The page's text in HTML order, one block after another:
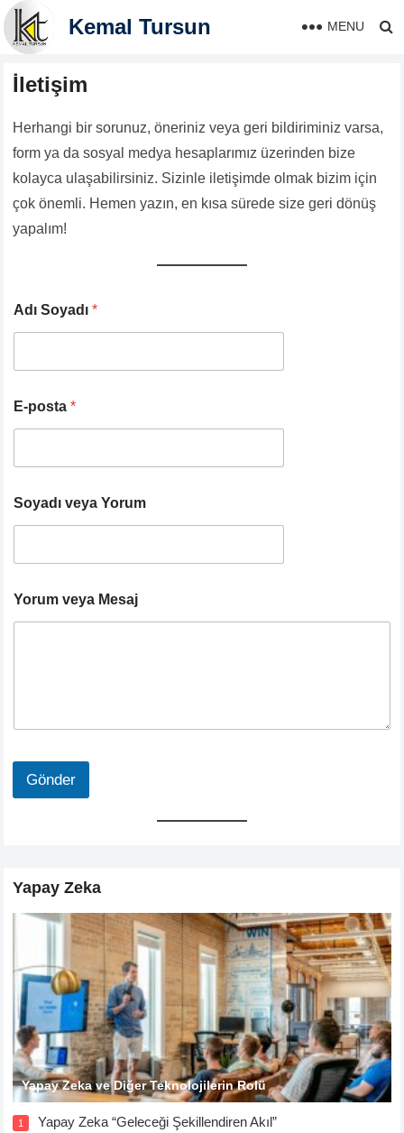
Kemal Tursun MENU
İletişim
Herhangi bir sorunuz, öneriniz veya geri bildiriminiz varsa,
form ya da sosyal medya hesaplarımız üzerinden bize
kolayca ulaşabilirsiniz. Sizinle iletişimde olmak bizim için
çok önemli. Hemen yazın, en kısa sürede size geri dönüş
yapalım!
Adı Soyadı*
E-posta*
Soyadı veya Yorum
Yorum veya Mesaj
Gönder
Yapay Zeka
Yapay Zeka ve Diğer Teknolojilerin Rolü
1 Yapay Zeka “Geleceği Şekillendiren Akıl”